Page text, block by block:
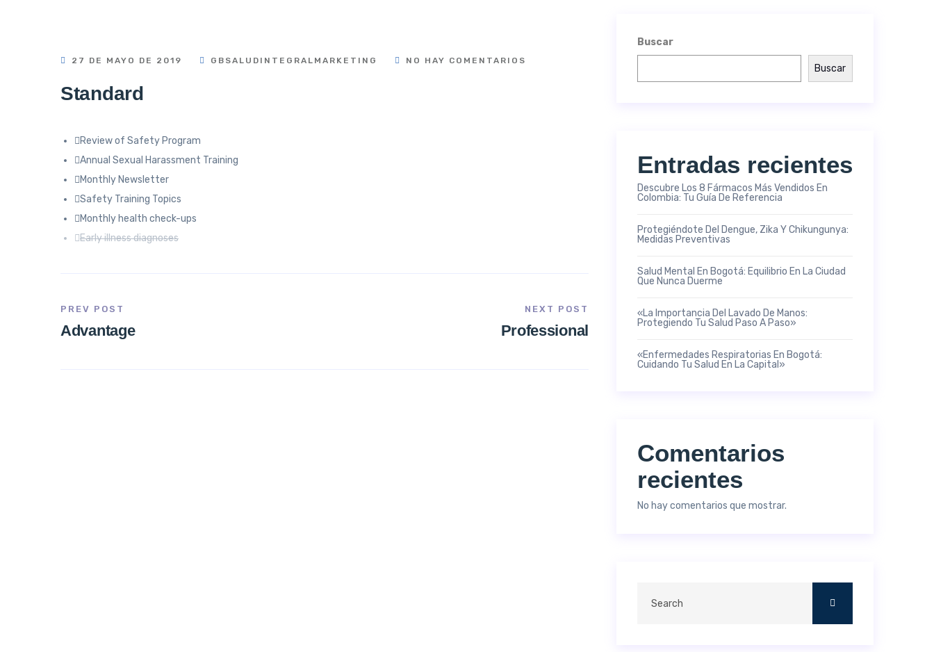
27 DE MAYO DE 2019 GBSALUDINTEGRALMARKETING NO HAY COMENTARIOS
Standard
Review of Safety Program
Annual Sexual Harassment Training
Monthly Newsletter
Safety Training Topics
Monthly health check-ups
Early illness diagnoses
PREV POST
Advantage
NEXT POST
Professional
Buscar
Buscar
Entradas recientes
Descubre Los 8 Fármacos Más Vendidos En
Colombia: Tu Guía De Referencia
Protegiéndote Del Dengue, Zika Y Chikungunya:
Medidas Preventivas
Salud Mental En Bogotá: Equilibrio En La Ciudad
Que Nunca Duerme
«La Importancia Del Lavado De Manos:
Protegiendo Tu Salud Paso A Paso»
«Enfermedades Respiratorias En Bogotá:
Cuidando Tu Salud En La Capital»
Comentarios
recientes
No hay comentarios que mostrar.